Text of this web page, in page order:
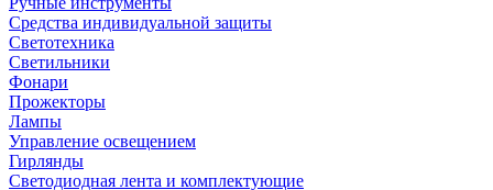
Средства индивидуальной защиты
Светотехника
Светильники
Фонари
Прожекторы
Лампы
Управление освещением
Гирлянды
Светодиодная лента и комплектующие